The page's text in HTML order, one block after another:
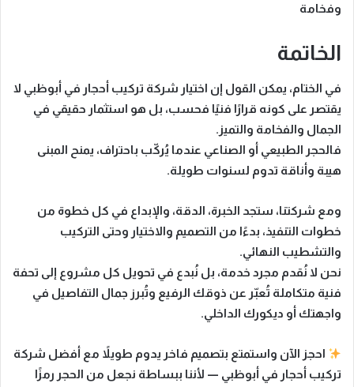
وفخامة
الخاتمة
في الختام، يمكن القول إن اختيار شركة تركيب أحجار في أبوظبي لا
يقتصر على كونه قرارًا فنيًا فحسب، بل هو استثمار حقيقي في
الجمال والفخامة والتميز .
فالحجر الطبيعي أو الصناعي عندما يُركّب باحتراف، يمنح المبنى
هيبة وأناقة تدوم لسنوات طويلة.
ومع شركتنا، ستجد الخبرة، الدقة، والإبداع في كل خطوة من
خطوات التنفيذ، بدءًا من التصميم والاختيار وحتى التركيب
والتشطيب النهائي.
نحن لا نُقدم مجرد خدمة، بل نُبدع في تحويل كل مشروع إلى تحفة
فنية متكاملة تُعبّر عن ذوقك الرفيع وتُبرز جمال التفاصيل في
واجهتك أو ديكورك الداخلي.
احجز الآن واستمتع بتصميم فاخر يدوم طويلاً مع أفضل شركة
تركيب أحجار في أبوظبي — لأننا ببساطة نجعل من الحجر رمزًا